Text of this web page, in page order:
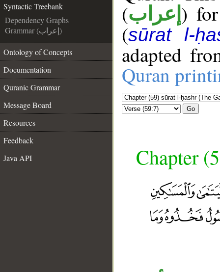
Syntactic Treebank
Dependency Graphs
Grammar (إعراب)
Ontology of Concepts
Documentation
Quranic Grammar
Message Board
Resources
Feedback
Java API
(إعراب )
(sūrat l-
adapted
Quran
Go
Chapter